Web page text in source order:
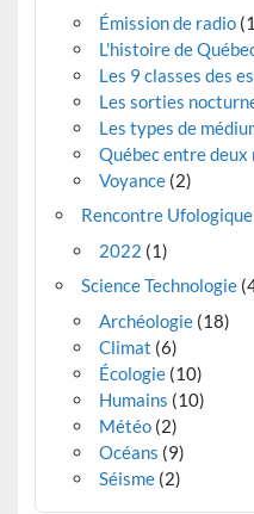
Émission de radio
L'histoire de
Les 9 classes des
Les sorties
Les types de
Québec entre deux
Voyance(2)
Rencontre
2022 (1)
Science Technologie
Archéologie(18)
Climat (6)
Écologie(10)
Humains (10)
Météo(2)
Océans (9)
Séisme(2)